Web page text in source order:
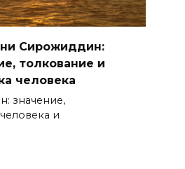
Сирожиддин:
толкование и
человека
значение,
и